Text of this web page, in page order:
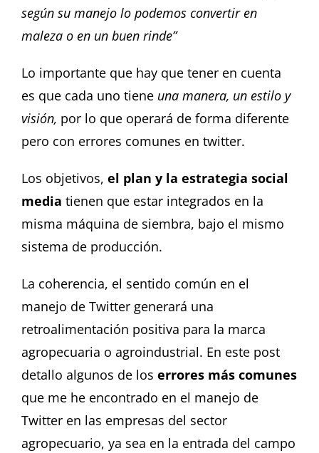
según su manejo lo podemos convertir en
maleza o en un buen rinde”
Lo importante que hay que tener en cuenta
es que cada uno tiene una manera, un estilo y
visión, por lo que operará de forma diferente
pero con errores comunes en twitter.
Los objetivos, el plan y la estrategia social
media tienen que estar integrados en la
misma máquina de siembra, bajo el mismo
sistema de producción.
La coherencia, el sentido común en el
manejo de Twitter generará una
retroalimentación positiva para la marca
agropecuaria o agroindustrial. En este post
detallo algunos de los errores más comunes
que me he encontrado en el manejo de
Twitter en las empresas del sector
agropecuario, ya sea en la entrada del campo